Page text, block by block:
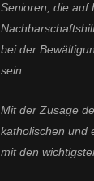
Senioren, die auf
bei der
sein.
Mit der Zusage
katholischen und
mit den